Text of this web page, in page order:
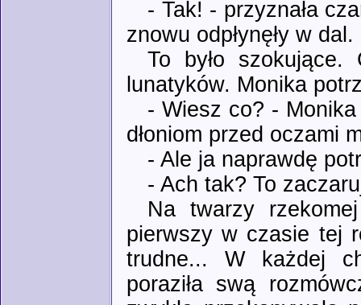
- Tak! - przyznała
znowu odpłynęły w dal.
To było szokujące.
lunatyków. Monika
- Wiesz co? -
dłoniom przed oczami
- Ale ja naprawdę
- Ach tak? To
Na twarzy
pierwszy w czasie tej
trudne... W każdej
poraziła swą